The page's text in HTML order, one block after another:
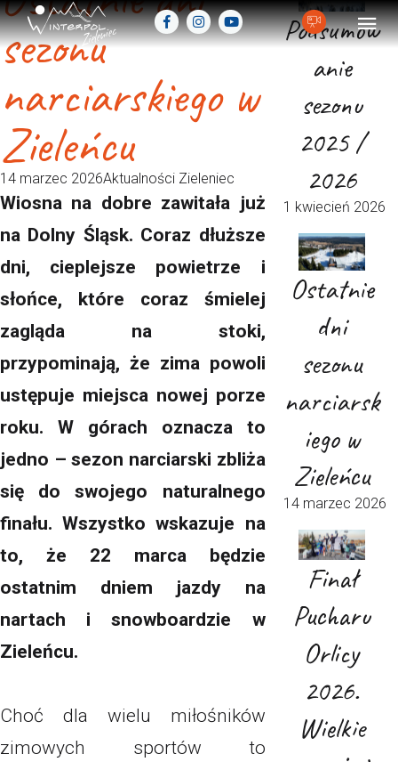
sezonu
narciarskiego w
Zieleńcu
14 marzec 2026Aktualności Zieleniec
Wiosna na dobre zawitała już
na Dolny Śląsk. Coraz dłuższe
dni, cieplejsze powietrze i
słońce, które coraz śmielej
zagląda na stoki,
przypominają, że zima powoli
ustępuje miejsca nowej porze
roku. W górach oznacza to
jedno – sezon narciarski zbliża
się do swojego naturalnego
finału. Wszystko wskazuje na
to, że 22 marca będzie
ostatnim dniem jazdy na
nartach i snowboardzie w
Zieleńcu.
Choć dla wielu miłośników
zimowych sportów to
Podsumow
anie
sezonu
2025 /
2026
1 kwiecień 2026
Ostatnie
dni
sezonu
narciarsk
iego w
Zieleńcu
14 marzec 2026
Finał
Pucharu
Orlicy
2026.
Wielkie